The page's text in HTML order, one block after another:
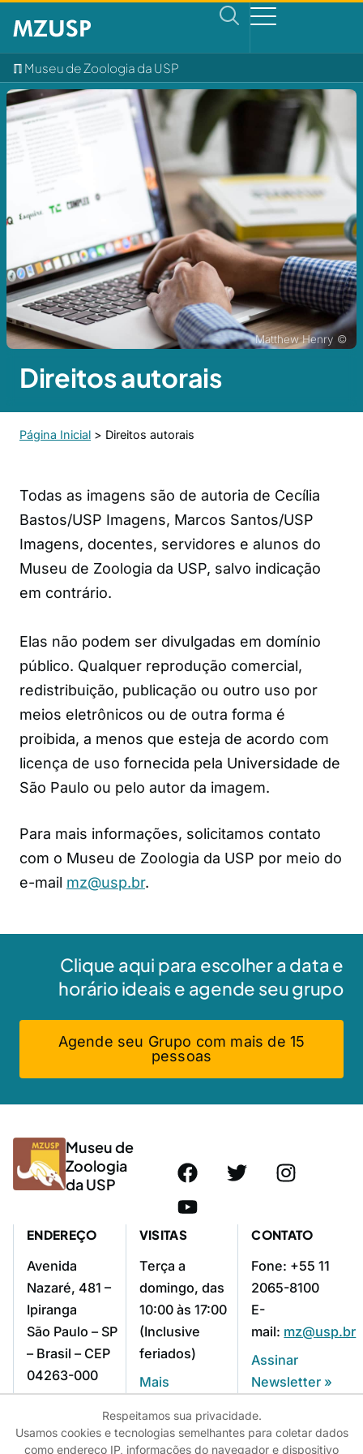
ℿ Museu de Zoologia da USP
Matthew Henry ©
Direitos autorais
Página Inicial > Direitos autorais
Todas as imagens são de autoria de Cecília
Bastos/USP Imagens, Marcos Santos/USP
Imagens, docentes, servidores e alunos do
Museu de Zoologia da USP, salvo indicação
em contrário.
Elas não podem ser divulgadas em domínio
público. Qualquer reprodução comercial,
redistribuição, publicação ou outro uso por
meios eletrônicos ou de outra forma é
proibida, a menos que esteja de acordo com
licença de uso fornecida pela Universidade de
São Paulo ou pelo autor da imagem.
Para mais informações, solicitamos contato
com o Museu de Zoologia da USP por meio do
e-mail mz@usp.br.
Clique aqui para escolher a data e
horário ideais e agende seu grupo
Agende seu Grupo com mais de 15
pessoas
Museu de
Zoologia
da USP
ENDEREÇO
Avenida
Nazaré, 481 –
Ipiranga
São Paulo – SP
– Brasil – CEP
04263-000
VISITAS
Terça a
domingo, das
10:00 às 17:00
(Inclusive
feriados)
Mais
CONTATO
Fone: +55 11
2065-8100
E-
mail: mz@usp.br
Assinar
Newsletter »
Respeitamos sua privacidade.
Usamos cookies e tecnologias semelhantes para coletar dados
como endereço IP, informações do navegador e dispositivo